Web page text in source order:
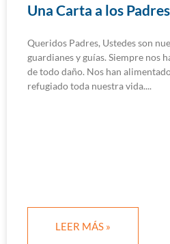
Una Carta a los Padres
Queridos Padres, Ustedes son
guardianes y guías. Siempre nos
de todo daño. Nos han
refugiado toda nuestra vida.
LEER MÁS »